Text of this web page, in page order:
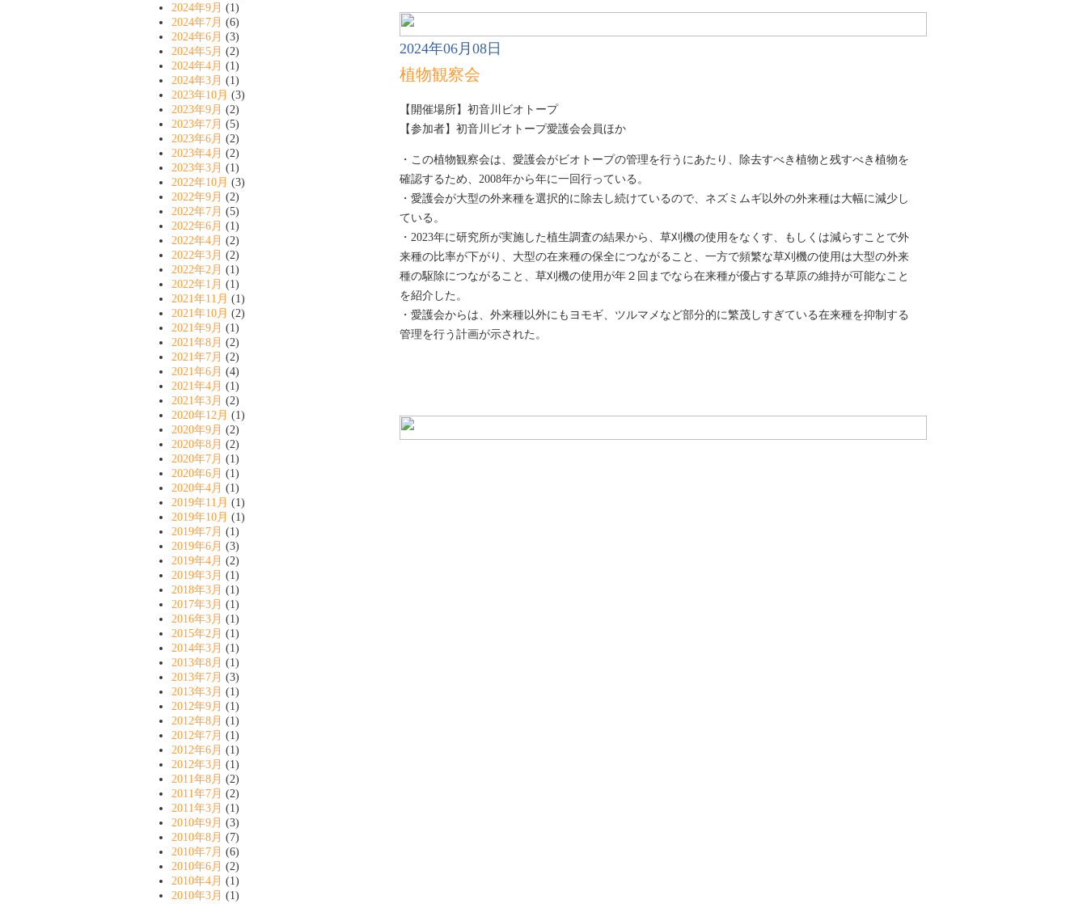
2024年9月 (1)
2024年7月 (6)
2024年6月 (3)
2024年5月 (2)
2024年4月 (1)
2024年3月 (1)
2023年10月 (3)
2023年9月 (2)
2023年7月 (5)
2023年6月 (2)
2023年4月 (2)
2023年3月 (1)
2022年10月 (3)
2022年9月 (2)
2022年7月 (5)
2022年6月 (1)
2022年4月 (2)
2022年3月 (2)
2022年2月 (1)
2022年1月 (1)
2021年11月 (1)
2021年10月 (2)
2021年9月 (1)
2021年8月 (2)
2021年7月 (2)
2021年6月 (4)
2021年4月 (1)
2021年3月 (2)
2020年12月 (1)
2020年9月 (2)
2020年8月 (2)
2020年7月 (1)
2020年6月 (1)
2020年4月 (1)
2019年11月 (1)
2019年10月 (1)
2019年7月 (1)
2019年6月 (3)
2019年4月 (2)
2019年3月 (1)
2018年3月 (1)
2017年3月 (1)
2016年3月 (1)
2015年2月 (1)
2014年3月 (1)
2013年8月 (1)
2013年7月 (3)
2013年3月 (1)
2012年9月 (1)
2012年8月 (1)
2012年7月 (1)
2012年6月 (1)
2012年3月 (1)
2011年8月 (2)
2011年7月 (2)
2011年3月 (1)
2010年9月 (3)
2010年8月 (7)
2010年7月 (6)
2010年6月 (2)
2010年4月 (1)
2010年3月 (1)
2024年06月08日
植物観察会
【開催場所】初音川ビオトープ
【参加者】初音川ビオトープ愛護会会員ほか
・この植物観察会は、愛護会がビオトープの管理を行うにあたり、除去すべき植物と残すべき植物を
確認するため、2008年から年に一回行っている。
・愛護会が大型の外来種を選択的に除去し続けているので、ネズミムギ以外の外来種は大幅に減少し
ている。
・2023年に研究所が実施した植生調査の結果から、草刈機の使用をなくす、もしくは減らすことで外
来種の比率が下がり、大型の在来種の保全につながること、一方で頻繁な草刈機の使用は大型の外来
種の駆除につながること、草刈機の使用が年２回までなら在来種が優占する草原の維持が可能なこと
を紹介した。
・愛護会からは、外来種以外にもヨモギ、ツルマメなど部分的に繁茂しすぎている在来種を抑制する
管理を行う計画が示された。